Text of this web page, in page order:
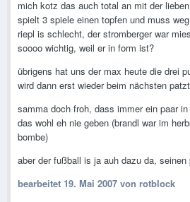
mich kotz das auch total an mit der
spielt 3 spiele einen topfen und muss
riepl is schlecht, der stromberger war
soooo wichtig, weil er in form ist?
übrigens hat uns der max heute die drei
wird dann erst wieder beim nächsten
samma doch froh, dass immer ein paar
das wohl eh nie geben (brandl war im
bombe)
aber der fußball is ja auh dazu da,
bearbeitet 19. Mai 2007 von rotblock